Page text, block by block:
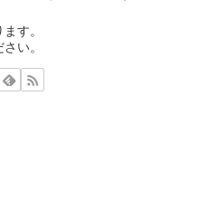
す。
い。